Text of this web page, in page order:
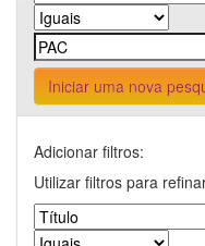
Iniciar uma nova
Adicionar filtros:
Utilizar filtros para